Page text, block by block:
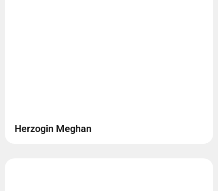
Herzogin Meghan